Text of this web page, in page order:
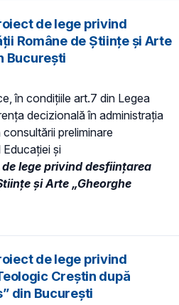
de lege privind
Române de Științe și Arte
București
în condiţiile art.7 din Legea
decizională în administraţia
preliminare
și
lege privind desființarea
și Arte „Gheorghe
de lege privind
Creștin după
din București